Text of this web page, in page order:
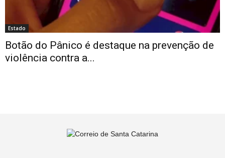
Estado
Botão do Pânico é destaque na prevenção de
violência contra a...